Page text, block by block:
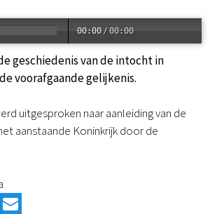
00:00 /00:00
geschiedenis van de intocht in
voorafgaande gelijkenis.
uitgesproken naar aanleiding van de
aanstaande Koninkrijk door de